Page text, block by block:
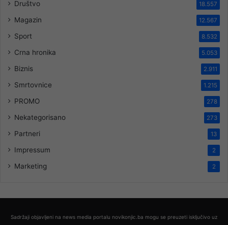
Društvo 18.557
Magazin 12.567
Sport 8.532
Crna hronika 5.053
Biznis 2.911
Smrtovnice 1.215
PROMO 278
Nekategorisano 273
Partneri 13
Impressum 2
Marketing 2
Sadržaji objavljeni na news media portalu novikonjic.ba mogu se preuzeti isključivo uz